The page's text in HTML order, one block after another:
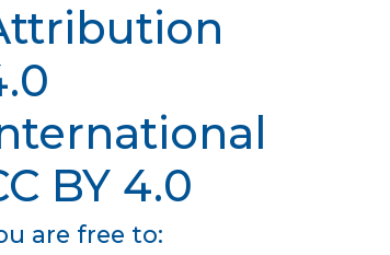
BY 4.0
are free to: